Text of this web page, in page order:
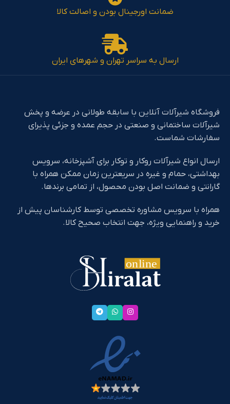
ضمانت اورجینال بودن و اصالت کالا
ارسال به سراسر تهران و شهرهای ایران
فروشگاه شیرآلات آنلاین با سابقه طولانی در عرضه و پخش
شیرآلات ساختمانی و صنعتی در حجم عمده و جزئی پذیرای
سفارشات شماست.
ارسال انواع شیرآلات روکار و توکار برای آشپزخانه، سرویس
بهداشتی، حمام و غیره در سریعترین زمان ممکن همراه با
گارانتی و ضمانت اصل بودن محصول، از تمامی برندها.
همراه با سرویس مشاوره تخصصی توسط کارشناسان پیش از
خرید و راهنمایی ویژه، جهت انتخاب صحیح کالا.